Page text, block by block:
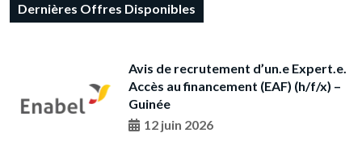
Dernières Offres Disponibles
Avis de recrutement d’un.e Expert.e.
Accès au financement (EAF) (h/f/x) –
Guinée
12 juin 2026